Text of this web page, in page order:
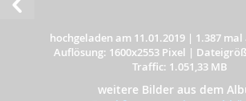
hochgeladen am 11.01.2019| 1.387
Auflösung: 1600x2553 Pixel |
Traffic: 1.051,33 MB
weitere Bilder aus dem